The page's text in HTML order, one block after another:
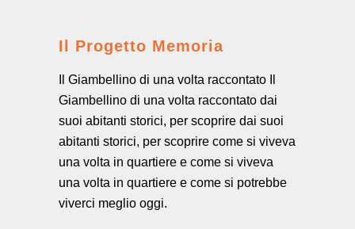
Il Progetto Memoria
Il Giambellino di una volta raccontato Il
Giambellino di una volta raccontato dai
suoi abitanti storici, per scoprire dai suoi
abitanti storici, per scoprire come si viveva
una volta in quartiere e come si viveva
una volta in quartiere e come si potrebbe
viverci meglio oggi.